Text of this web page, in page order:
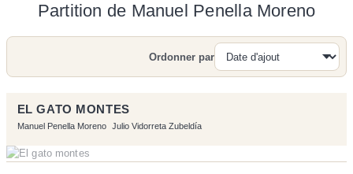
Partition de Manuel Penella Moreno
Recherche
Ordonner par
EL GATO MONTES
Manuel Penella Moreno Julio Vidorreta Zubeldía